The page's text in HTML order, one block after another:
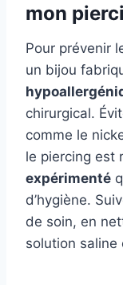
mon
Pour prévenir
un bijou
chirurgical.
comme le
le piercing est
expérimenté
d’hygiène.
de soin, en
solution